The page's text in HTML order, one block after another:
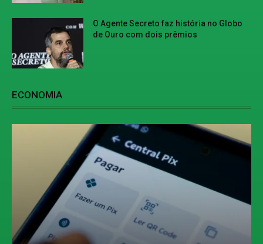
O Agente Secreto faz história no Globo
de Ouro com dois prêmios
ECONOMIA